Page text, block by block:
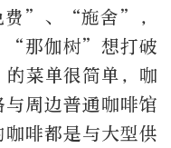
费”、“施舍”，
“那伽树”想打破
菜单很简单，咖
周边普通咖啡馆
啡都是与大型供